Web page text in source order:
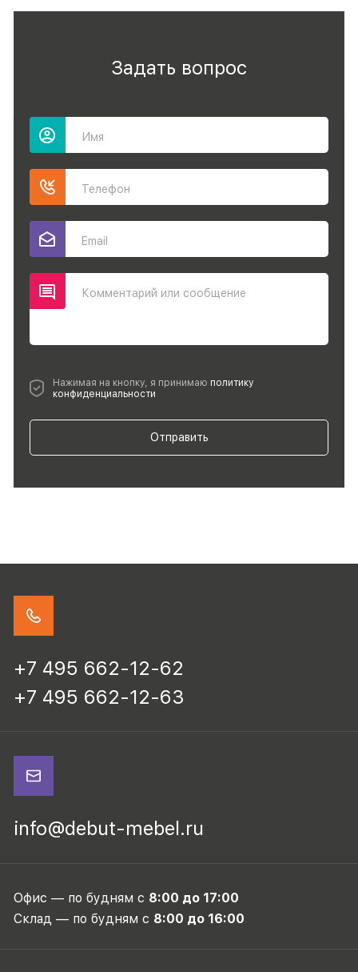
Задать вопрос
Имя
Телефон
Email
Комментарий или сообщение
Нажимая на кнопку, я принимаю политику
конфиденциальности
Отправить
+7 495 662-12-62
+7 495 662-12-63
info@debut-mebel.ru
Офис — по будням с 8:00 до 17:00
Склад — по будням с 8:00 до 16:00